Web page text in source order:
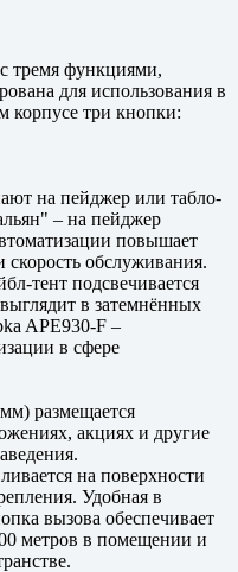
тремя функциями,
для использования в
корпусе три кнопки:
на пейджер или табло-
– на пейджер
повышает
скорость обслуживания.
тент подсвечивается
в затемнённых
APE930-F –
в сфере
размещается
акциях и другие
на поверхности
Удобная в
вызова обеспечивает
метров в помещении и